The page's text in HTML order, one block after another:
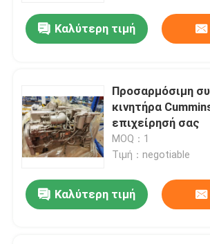
Καλύτερη τιμή
Προσαρμόσιμη
κινητήρα
επιχείρησή σας
MOQ：1
Τιμή：negotiable
Καλύτερη τιμή